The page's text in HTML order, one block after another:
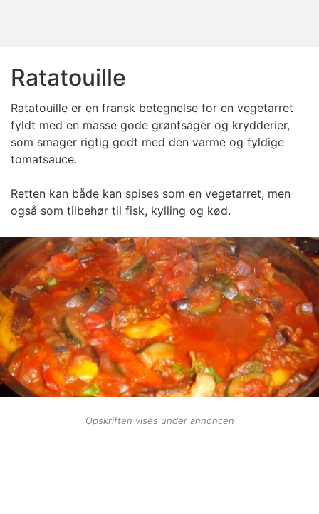
Ratatouille
Ratatouille er en fransk betegnelse for en vegetarret
fyldt med en masse gode grøntsager og krydderier,
som smager rigtig godt med den varme og fyldige
tomatsauce.
Retten kan både kan spises som en vegetarret, men
også som tilbehør til fisk, kylling og kød.
Opskriften vises under annoncen